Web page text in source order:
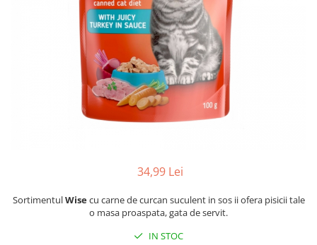
34,99 Lei
SortimentulWisecu carne de curcan suculent in sos ii ofera pisicii tale
o masa proaspata, gata de servit.
IN STOC